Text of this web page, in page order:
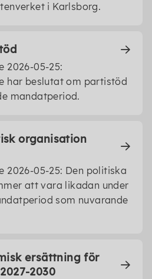
i Karlsborg.
2026-05-25:
har beslutat om partistöd
mandatperiod.
organisation
2026-05-25: Den politiska
att vara likadan under
som nuvarande
ersättning för
2030